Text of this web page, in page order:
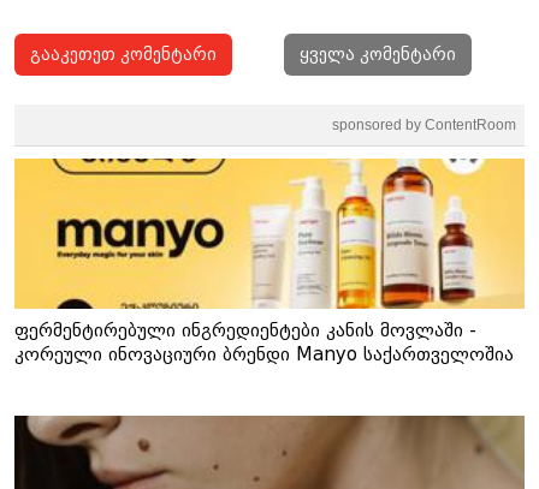
გააკეთეთ კომენტარი ყველა კომენტარი
sponsored by ContentRoom
ფერმენტირებული ინგრედიენტები კანის მოვლაში -
კორეული ინოვაციური ბრენდი Manyo საქართველოშია